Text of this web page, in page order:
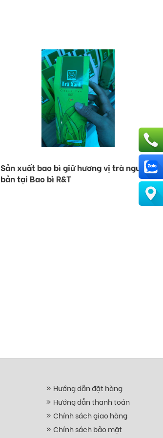
Sản xuất bao bì giữ hương vị trà nguyên
bản tại Bao bì R&T
Hướng dẫn đặt hàng
Hướng dẫn thanh toán
Chính sách giao hàng
Chính sách bảo mật